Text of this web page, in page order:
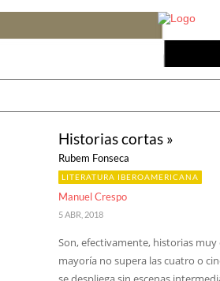
Historias cortas »
Rubem Fonseca
LITERATURA IBEROAMERICANA
Manuel Crespo
5 ABR, 2018
Son, efectivamente, historias muy
mayoría no supera las cuatro o